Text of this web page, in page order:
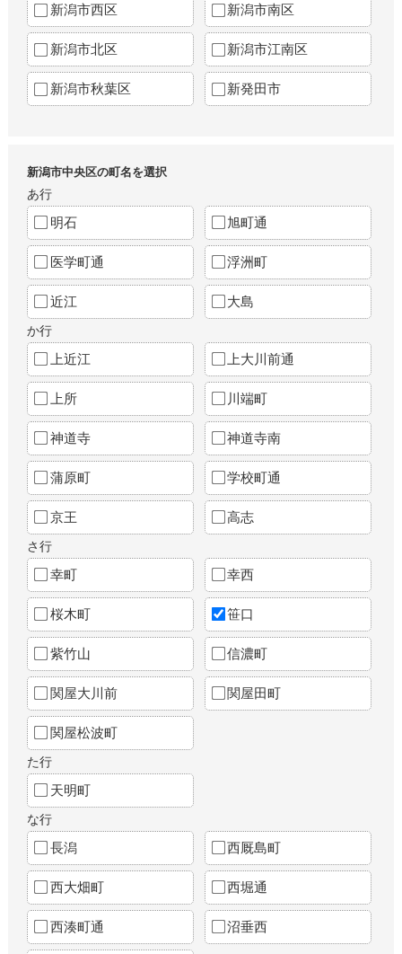
新潟市西区 新潟市南区
新潟市北区 新潟市江南区
新潟市秋葉区 新発田市
新潟市中央区の町名を選択
あ行
明石 旭町通
医学町通 浮洲町
近江 大島
か行
上近江 上大川前通
上所 川端町
神道寺 神道寺南
蒲原町 学校町通
京王 高志
さ行
幸町 幸西
桜木町 笹口
紫竹山 信濃町
関屋大川前 関屋田町
関屋松波町
た行
天明町
な行
長潟 西厩島町
西大畑町 西堀通
西湊町通 沼垂西